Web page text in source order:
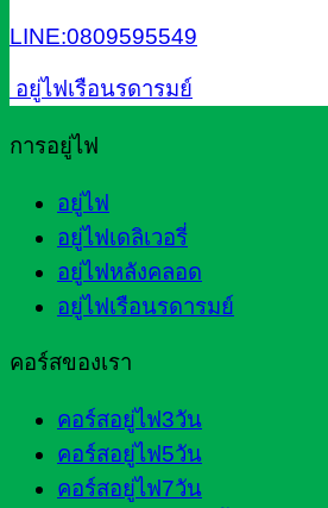
LINE:0809595549
อยู่ไฟเรือนรดารมย์
การอยู่ไฟ
อยู่ไฟ
อยู่ไฟเดลิเวอรี่
อยู่ไฟหลังคลอด
อยู่ไฟเรือนรดารมย์
คอร์สของเรา
คอร์สอยู่ไฟ3วัน
คอร์สอยู่ไฟ5วัน
คอร์สอยู่ไฟ7วัน